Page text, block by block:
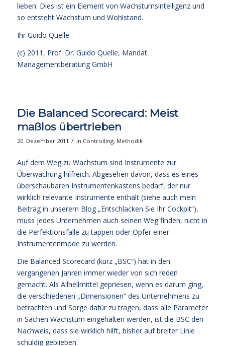
lieben. Dies ist ein Element von Wachstumsintelligenz und
so entsteht Wachstum und Wohlstand.
Ihr Guido Quelle
(c) 2011, Prof. Dr. Guido Quelle, Mandat
Managementberatung GmbH
Die Balanced Scorecard: Meist
maßlos übertrieben
20. Dezember 2011 / in Controlling, Methodik
Auf dem Weg zu Wachstum sind Instrumente zur
Überwachung hilfreich. Abgesehen davon, dass es eines
überschaubaren Instrumentenkastens bedarf, der nur
wirklich relevante Instrumente enthält (siehe auch mein
Beitrag in unserem Blog „Entschlacken Sie Ihr Cockpit“),
muss jedes Unternehmen auch seinen Weg finden, nicht in
die Perfektionsfalle zu tappen oder Opfer einer
Instrumentenmode zu werden.
Die Balanced Scorecard (kurz „BSC“) hat in den
vergangenen Jahren immer wieder von sich reden
gemacht. Als Allheilmittel gepriesen, wenn es darum ging,
die verschiedenen „Dimensionen“ des Unternehmens zu
betrachten und Sorge dafür zu tragen, dass alle Parameter
in Sachen Wachstum eingehalten werden, ist die BSC den
Nachweis, dass sie wirklich hilft, bisher auf breiter Linie
schuldig geblieben.